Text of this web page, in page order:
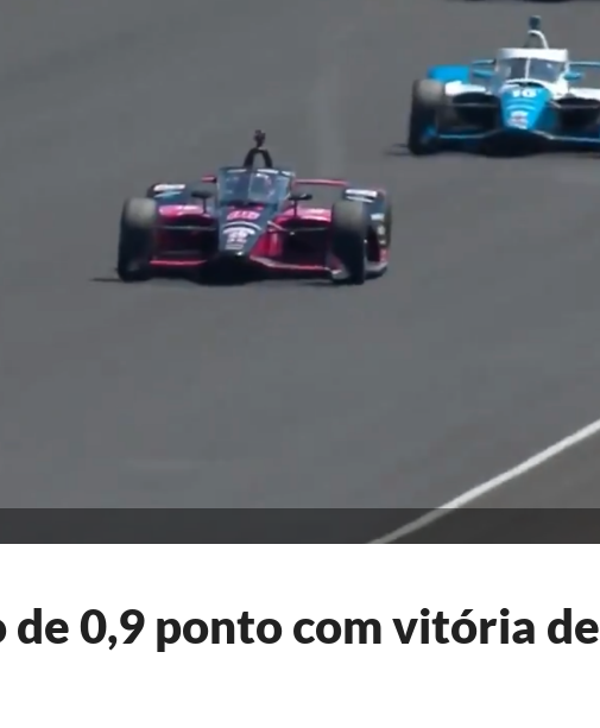
0,9 ponto com vitória de